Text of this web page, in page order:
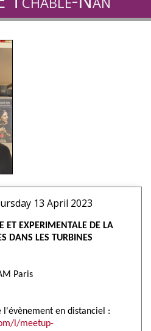
13 April 2023
ET EXPERIMENTALE DE LA
DANS LES TURBINES
Paris
l'évènement en distanciel :
l/meetup-